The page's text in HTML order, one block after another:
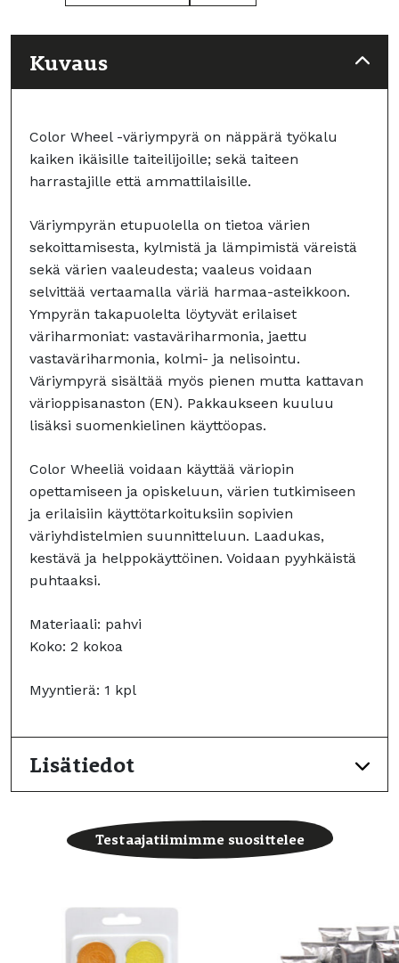
Kuvaus
Color Wheel -väriympyrä on näppärä työkalu
kaiken ikäisille taiteilijoille; sekä taiteen
harrastajille että ammattilaisille.
Väriympyrän etupuolella on tietoa värien
sekoittamisesta, kylmistä ja lämpimistä väreistä
sekä värien vaaleudesta; vaaleus voidaan
selvittää vertaamalla väriä harmaa-asteikkoon.
Ympyrän takapuolelta löytyvät erilaiset
väriharmoniat: vastaväriharmonia, jaettu
vastaväriharmonia, kolmi- ja nelisointu.
Väriympyrä sisältää myös pienen mutta kattavan
värioppisanaston (EN). Pakkaukseen kuuluu
lisäksi suomenkielinen käyttöopas.
Color Wheeliä voidaan käyttää väriopin
opettamiseen ja opiskeluun, värien tutkimiseen
ja erilaisiin käyttötarkoituksiin sopivien
väriyhdistelmien suunnitteluun. Laadukas,
kestävä ja helppokäyttöinen. Voidaan pyyhkäistä
puhtaaksi.
Materiaali: pahvi
Koko: 2 kokoa
Myyntierä: 1 kpl
Lisätiedot
Testaajatiimimme suosittelee